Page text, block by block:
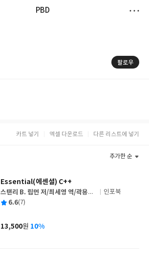
PBD
팔로우
카트 넣기 엑셀 다운로드 다른 리스트에 넣기
추가한 순
Essential(에센셜) C++
글
쓴
스탠리 B. 립먼 저/최세영 역/곽용재
감수
출
사
인포북
평 6.6(7)
가
13,500원 10%